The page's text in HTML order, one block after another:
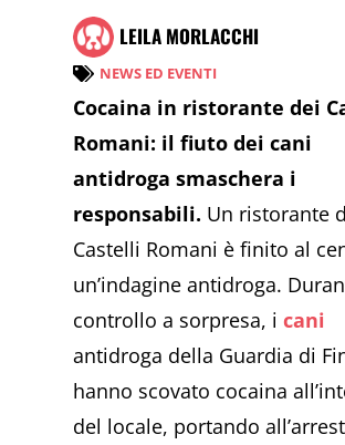
LEILA MORLACCHI
NEWS ED EVENTI
Cocaina in ristorante dei
Romani: il fiuto dei cani
antidroga smaschera i
responsabili. Un ristorante
Castelli Romani è finito al
un’indagine antidroga.
controllo a sorpresa, icani
antidroga della Guardia di
hanno scovato cocaina
del locale, portando